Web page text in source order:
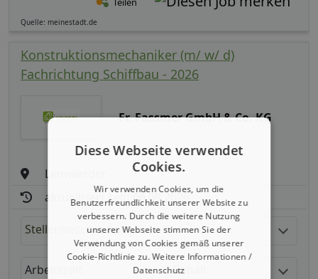
Quelle: meinestadt.de
Konstruktionsmechaniker (m/ w/ d)
Fachrichtung Schiffbau - 2026
Fr. Fassmer GmbH & Co. KG
Lemwerder
aktualisiert seit: 06.08.2026
Stellenbeschreibung:
Arbeitszeit Gehalt
Diese Webseite verwendet
Cookies.
Wir verwenden Cookies, um die
Benutzerfreundlichkeit unserer Website zu
verbessern. Durch die weitere Nutzung
unserer Webseite stimmen Sie der
Verwendung von Cookies gemäß unserer
Cookie-Richtlinie zu.Weitere Informationen /
Datenschutz